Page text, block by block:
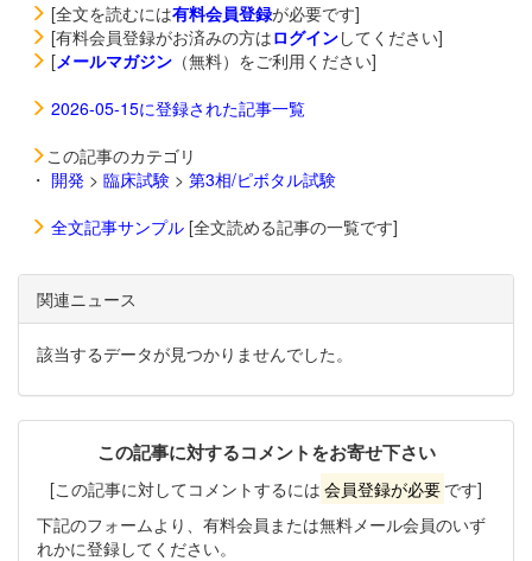
[全文を読むには有料会員登録が必要です]
[有料会員登録がお済みの方はログインしてください]
[メールマガジン （無料）をご利用ください]
2026-05-15に登録された記事一覧
この記事のカテゴリ
・ 開発 > 臨床試験 > 第3相/ピボタル試験
全文記事サンプル [全文読める記事の一覧です]
関連ニュース
該当するデータが見つかりませんでした。
この記事に対するコメントをお寄せ下さい
[この記事に対してコメントするには 会員登録が必要 です]
下記のフォームより、有料会員または無料メール会員のいず
れかに登録してください。